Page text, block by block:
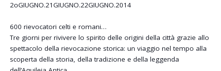
2oGIUGNO.21GIUGNO.22GIUGNO.2014
600 rievocatori celti e romani…
Tre giorni per rivivere lo spirito delle origini della città grazie allo
spettacolo della rievocazione storica: un viaggio nel tempo alla
scoperta della storia, della tradizione e della leggenda